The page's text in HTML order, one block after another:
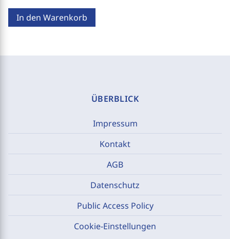
In den Warenkorb
ÜBERBLICK
Impressum
Kontakt
AGB
Datenschutz
Public Access Policy
Cookie-Einstellungen